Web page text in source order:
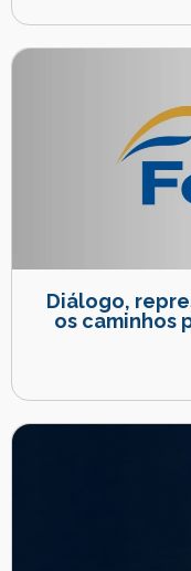
Diálogo,
os caminhos